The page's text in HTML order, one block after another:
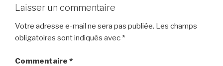
Laisser un commentaire
Votre adresse e-mail ne sera pas publiée. Les champs
obligatoires sont indiqués avec *
Commentaire *